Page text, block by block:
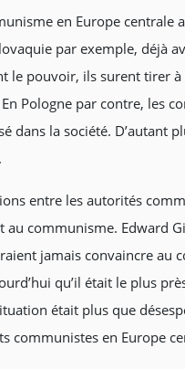
en Europe centrale
par exemple, déjà
le pouvoir, ils surent tirer
Pologne par contre, les
dans la société. D’autant
entre les autorités
au communisme. Edward
jamais convaincre au
qu’il était le plus
était plus que
communistes en Europe